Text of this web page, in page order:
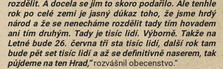
rozdělit. A docela se jim to skoro podařilo. Ale tenhle
rok po celé zemi je jasný důkaz toho, že jsme hrdý
národ a že se nenecháme rozdělit tady tím hovadem
ani tím druhým. Tady je tisíc lidí. Výborně. Takže na
Letné bude 26. června tři sta tisíc lidí, další rok tam
bude pět set tisíc lidí a až se definitivně naserem, tak
půjdeme na ten Hrad,“ rozvášnil obecenstvo.“